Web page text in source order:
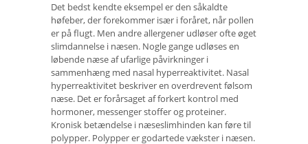
Det bedst kendte eksempel er den såkaldte
høfeber, der forekommer især i foråret, når pollen
er på flugt. Men andre allergener udløser ofte øget
slimdannelse i næsen. Nogle gange udløses en
løbende næse af ufarlige påvirkninger i
sammenhæng med nasal hyperreaktivitet. Nasal
hyperreaktivitet beskriver en overdrevent følsom
næse. Det er forårsaget af forkert kontrol med
hormoner, messenger stoffer og proteiner.
Kronisk betændelse i næseslimhinden kan føre til
polypper. Polypper er godartede vækster i næsen.